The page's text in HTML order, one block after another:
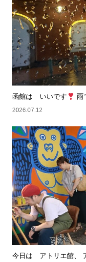
函館は いいです 雨
2026.07.12
今日は アトリエ館、